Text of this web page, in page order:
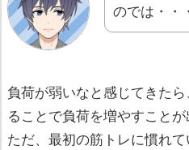
のでは・・
負荷が弱いなと感じてきた
ることで負荷を増やすことが
ただ、最初の筋トレに慣れ